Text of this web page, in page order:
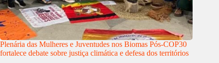
Plenária das Mulheres e Juventudes nos Biomas Pós-COP30
fortalece debate sobre justiça climática e defesa dos territórios